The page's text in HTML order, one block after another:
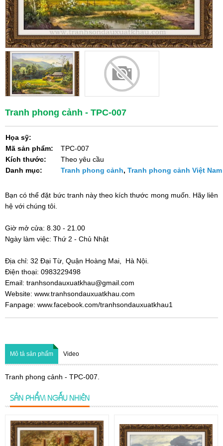
Tranh phong cảnh - TPC-007
Họa sỹ:
Mã sản phẩm:
Kích thước:
Danh mục:
TPC-007
Theo yêu cầu
Tranh phong cảnh, Tranh phong cảnh Việt Nam
Bạn có thể đặt bức tranh này theo kích thước mong muốn. Hãy liên
hệ với chúng tôi.
Giờ mở cửa: 8.30 - 21.00
Ngày làm việc: Thứ 2 - Chủ Nhật
Địa chỉ: 32 Đại Từ, Quận Hoàng Mai, Hà Nội.
Điện thoại: 0983229498
Email: tranhsondauxuatkhau@gmail.com
Website: www.tranhsondauxuatkhau.com
Fanpage: www.facebook.com/tranhsondauxuatkhau1
Mô tả sản phẩm Video
Tranh phong cảnh - TPC-007.
SẢN PHẨM NGẪU NHIÊN